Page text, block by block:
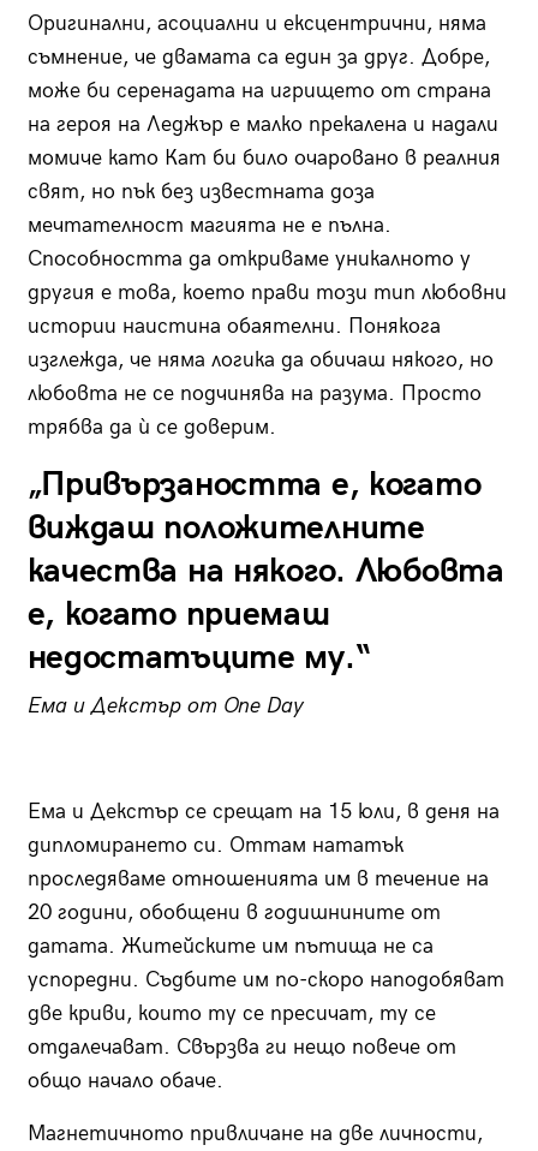
Оригинални, асоциални и ексцентрични, няма
съмнение, че двамата са един за друг. Добре,
може би серенадата на игрището от страна
на героя на Леджър е малко прекалена и надали
момиче като Кат би било очаровано в реалния
свят, но пък без известната доза
мечтателност магията не е пълна.
Способността да откриваме уникалното у
другия е това, което прави този тип любовни
истории наистина обаятелни. Понякога
изглежда, че няма логика да обичаш някого, но
любовта не се подчинява на разума. Просто
трябва да ѝ се доверим.
„Привързаността е, когато
виждаш положителните
качества на някого. Любовта
е, когато приемаш
недостатъците му.“
Ема и Декстър от One Day
Ема и Декстър се срещат на 15 юли, в деня на
дипломирането си. Оттам нататък
проследяваме отношенията им в течение на
20 години, обобщени в годишнините от
датата. Житейските им пътища не са
успоредни. Съдбите им по-скоро наподобяват
две криви, които ту се пресичат, ту се
отдалечават. Свързва ги нещо повече от
общо начало обаче.
Магнетичното привличане на две личности,